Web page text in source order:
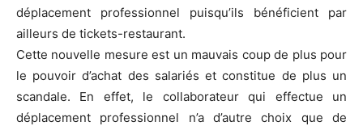
déplacement professionnel puisqu’ils bénéficient par
ailleurs de tickets-restaurant.
Cette nouvelle mesure est un mauvais coup de plus pour
le pouvoir d’achat des salariés et constitue de plus un
scandale. En effet, le collaborateur qui effectue un
déplacement professionnel n’a d’autre choix que de